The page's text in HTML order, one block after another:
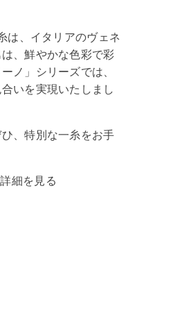
は、イタリアのヴェネ
、鮮やかな色彩で彩
ノ」シリーズでは、
いを実現いたしまし
、特別な一糸をお手
細を見る